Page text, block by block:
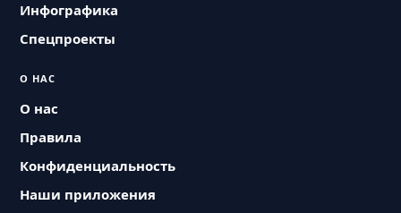
Инфографика
Спецпроекты
О НАС
О нас
Правила
Конфиденциальность
Наши приложения